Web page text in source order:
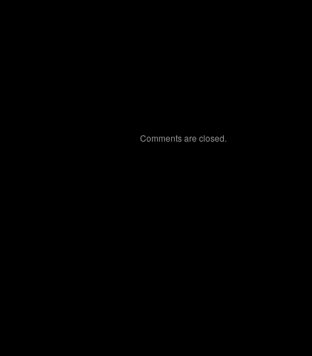
Comments are closed.